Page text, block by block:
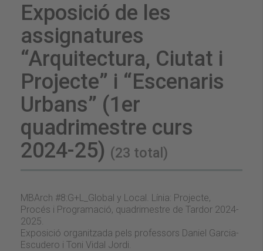
Exposició de les
assignatures
“Arquitectura, Ciutat i
Projecte” i “Escenaris
Urbans” (1er
quadrimestre curs
2024-25) (23 total)
MBArch #8:G+L_Global y Local. Línia: Projecte,
Procés i Programació, quadrimestre de Tardor 2024-
2025.
Exposició organitzada pels professors Daniel Garcia-
Escudero i Toni Vidal Jordi.